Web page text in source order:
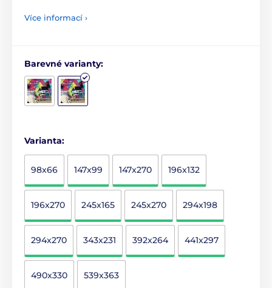
Více informací ›
Barevné varianty:
Varianta:
98x66 147x99 147x270 196x132
196x270 245x165 245x270 294x198
294x270 343x231 392x264 441x297
490x330 539x363